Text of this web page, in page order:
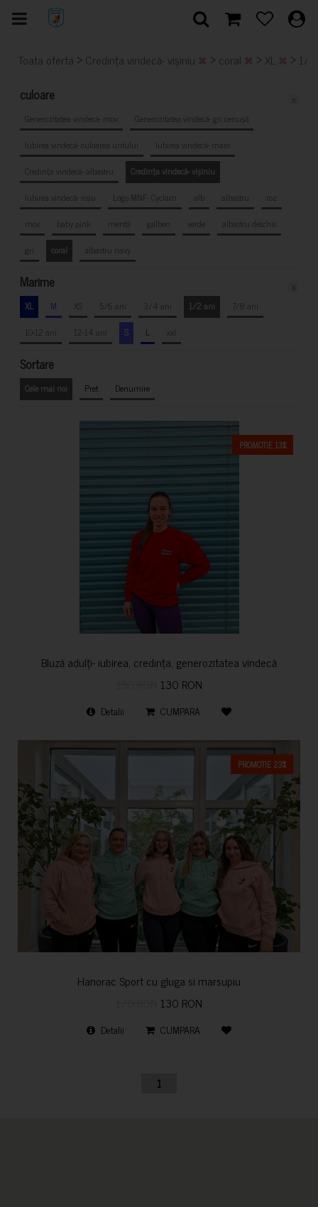
Toata oferta > Credința vindecă- vișiniu > coral > XL > 1/
culoare
Generozitatea vindecă- mov
Generozitatea vindecă- gri cenușă
Iubirea vindecă- culoarea untului
Iubirea vindecă- maro
Credința vindecă- albastru
Credința vindecă- vișiniu
Iubirea vindecă- roșu
Logo MNF- Cyclam alb albastru
roz
mov
baby pink mentă galben verde
albastru deschis
gri
coral albastru navy
Marime
XL M XS 5/6 ani 3/4 ani 1/2 ani
7/8 ani
10-12 ani
12-14 ani S L xxl
Sortare
Cele mai noi Pret Denumire
PROMOTIE 13%
Bluză adulți- iubirea, credința, generozitatea vindecă
130 RON
Detalii CUMPARA
PROMOTIE 23%
Hanorac Sport cu gluga si marsupiu
130 RON
Detalii CUMPARA
1